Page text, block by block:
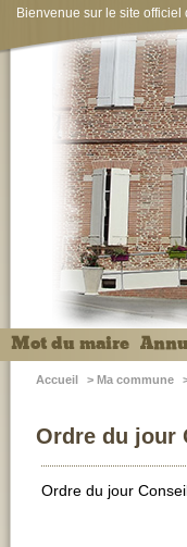
Bienvenue sur le site officiel
Mot du maire
Accueil > Ma commune
Ordre du jour
Ordre du jour